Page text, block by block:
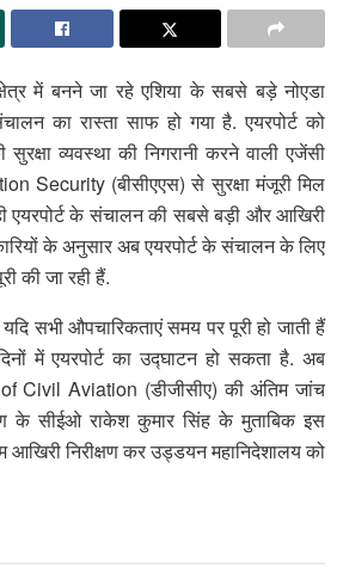
में बनने जा रहे एशिया के सबसे बड़े नोएडा
का रास्ता साफ हो गया है. एयरपोर्ट को
व्यवस्था की निगरानी करने वाली एजेंसी
Security (बीसीएएस) से सुरक्षा मंजूरी मिल
एयरपोर्ट के संचालन की सबसे बड़ी और आखिरी
के अनुसार अब एयरपोर्ट के संचालन के लिए
की जा रही हैं.
सभी औपचारिकताएं समय पर पूरी हो जाती हैं
में एयरपोर्ट का उद्घाटन हो सकता है. अब
Civil Aviation (डीजीसीए) की अंतिम जांच
के सीईओ राकेश कुमार सिंह के मुताबिक इस
आखिरी निरीक्षण कर उड्डयन महानिदेशालय को